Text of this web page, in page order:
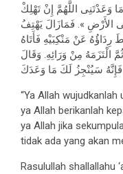
وَعَدْتَنِى اللَّهُمَّ إِنْ تَهْلِكْ
الأَرْضِ ». فَمَازَالَ يَهْتِفُ
رِدَاؤُهُ عَنْ مَنْكِبَيْهِ فَأَتَاهُ
الْتَزَمَهُ مِنْ وَرَائِهِ. وَقَالَ
فَإِنَّهُ سَيُنْجِزُ لَكَ مَا وَعَدَكَ
“Ya Allah
ya Allah berikanlah
ya Allah jika
tidak ada yang akan
Rasulullah shallallahu